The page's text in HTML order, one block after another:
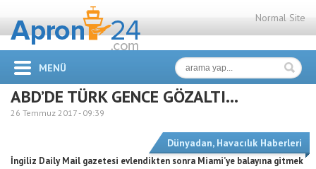
Normal Site
MENÜ
ABD’DE TÜRK GENCE GÖZALTI…
26 Temmuz 2017 - 09:39
Dünyadan, Havacılık Haberleri
İngiliz Daily Mail gazetesi evlendikten sonra Miami’ye balayına gitmek